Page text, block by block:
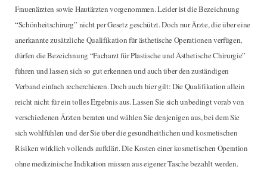
Frauenärzten sowie Hautärzten vorgenommen. Leider ist die Bezeichnung
“Schönheitschirurg” nicht per Gesetz geschützt. Doch nur Ärzte, die über eine
anerkannte zusätzliche Qualifikation für ästhetische Operationen verfügen,
dürfen die Bezeichnung “Facharzt für Plastische und Ästhetische Chirurgie”
führen und lassen sich so gut erkennen und auch über den zuständigen
Verband einfach recherchieren. Doch auch hier gilt: Die Qualifikation allein
reicht nicht für ein tolles Ergebnis aus. Lassen Sie sich unbedingt vorab von
verschiedenen Ärzten beraten und wählen Sie denjenigen aus, bei dem Sie
sich wohlfühlen und der Sie über die gesundheitlichen und kosmetischen
Risiken wirklich vollends aufklärt. Die Kosten einer kosmetischen Operation
ohne medizinische Indikation müssen aus eigener Tasche bezahlt werden.